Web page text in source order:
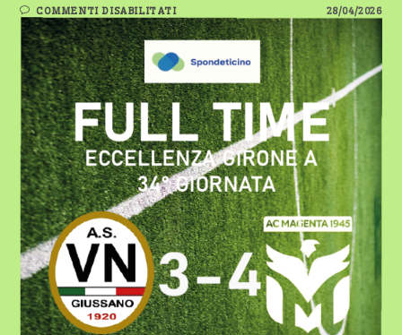
COMMENTI DISABILITATISU
FOLLIA
–
DI
TOMMASO
RINALDI
28/04/2026